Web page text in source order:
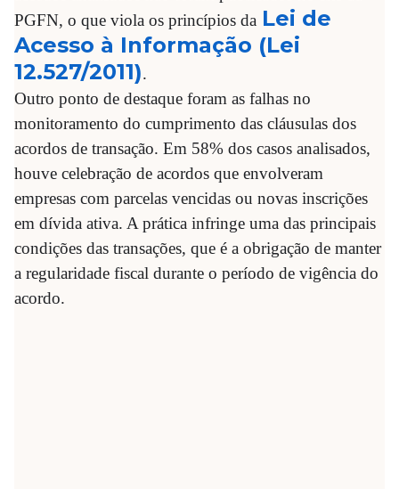
PGFN, o que viola os princípios da Lei de
Acesso à Informação (Lei
12.527/2011).
Outro ponto de destaque foram as falhas no
monitoramento do cumprimento das cláusulas dos
acordos de transação. Em 58% dos casos analisados,
houve celebração de acordos que envolveram
empresas com parcelas vencidas ou novas inscrições
em dívida ativa. A prática infringe uma das principais
condições das transações, que é a obrigação de manter
a regularidade fiscal durante o período de vigência do
acordo.